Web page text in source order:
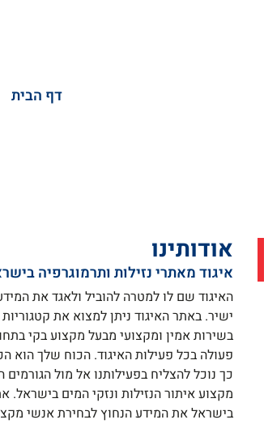
דף הבית
אודותינו
איגוד מאתרי נזילות ותרמוגרפיה
האיגוד שם לו למטרה להוביל ולאגד את
ישיר. באתר האיגוד ניתן למצוא את
בשירות אמין ומקצועי מבעל מקצוע בקי
פעולה בכל פעילות האיגוד. הכוח שלך הוא
כך נוכל להצליח בפעילותנו אל מול
מקצוע איתור הנזילות ונזקי המים
בישראל את המידע הנחוץ לבחירת אנשי